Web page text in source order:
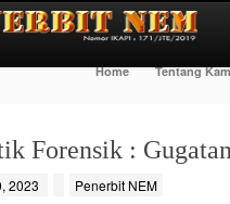
Home Tentang
Forensik :
2023 Penerbit NEM